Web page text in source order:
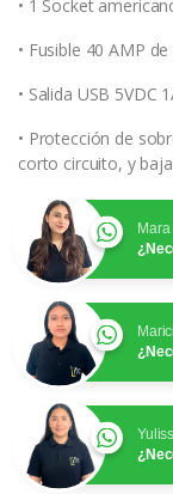
• 1 Socket
• Fusible 40 AMP
• Salida USB 5VDC
• Protección de
corto circuito, y
Mara